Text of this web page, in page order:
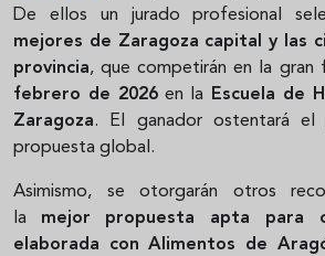
De ellos un jurado profesional
mejores de Zaragoza capital y las
provincia, que competirán en la gran
febrero de 2026 en la Escuela de
Zaragoza. El ganador ostentará
propuesta global.
Asimismo, se otorgarán otros
la mejor propuesta apta para
elaborada con Alimentos de